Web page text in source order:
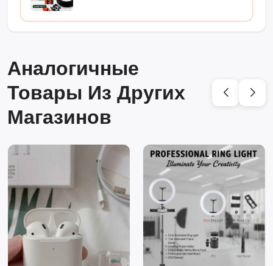
Аналогичные
Товары Из Других
Магазинов